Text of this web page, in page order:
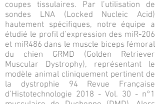
coupes tissulaires. Par l’utilisation de
sondes LNA (Locked Nucleic Acid)
hautement spécifiques, notre équipe a
étudié le profil d’expression des miR-206
et miR486 dans le muscle biceps fémoral
du chien GRMD (Golden Retriever
Muscular Dystrophy), représentant le
modèle animal cliniquement pertinent de
la dystrophie 94 Revue Française
d’Histotechnologie 2018 - Vol. 30 - n°1